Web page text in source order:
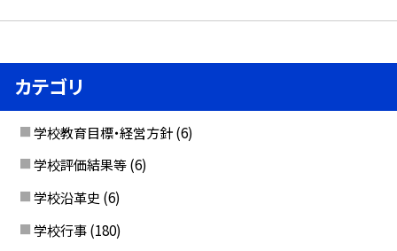
カテゴリ
学校教育目標・経営方針 (6)
学校評価結果等 (6)
学校沿革史 (6)
学校行事 (180)